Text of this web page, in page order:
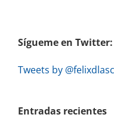
Sígueme en Twitter:
Tweets by
Entradas recientes